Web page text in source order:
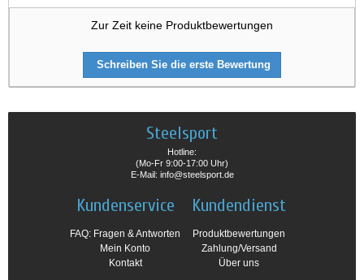
Zur Zeit keine Produktbewertungen
Schreiben Sie die erste Bewertung
Steelsport
Hotline:
(Mo-Fr 9:00-17:00 Uhr)
E-Mail: info@steelsport.de
Kundenservice
FAQ: Fragen & Antworten
Mein Konto
Kontakt
Kundendienst
Produktbewertungen
Zahlung/Versand
Über uns